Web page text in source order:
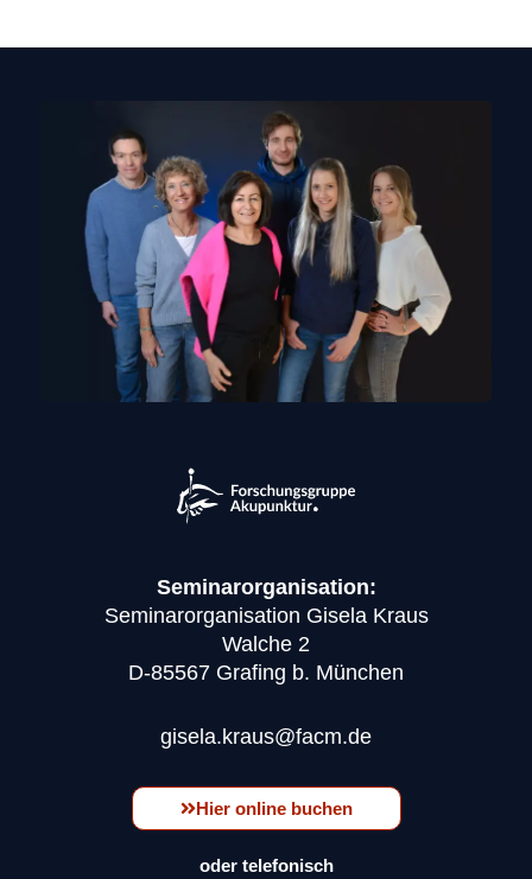
Seminarorganisation:
Seminarorganisation Gisela Kraus
Walche 2
D-85567 Grafing b. München
gisela.kraus@facm.de
Hier online buchen
oder telefonisch